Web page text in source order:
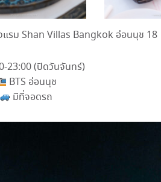
รม Shan Villas Bangkok อ่อนนุช 18
23:00 (ปิดวันจันทร์)
BTS อ่อนนุช
มีที่จอดรถ